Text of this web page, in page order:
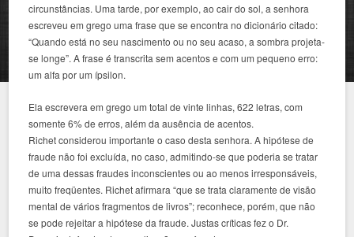
circunstâncias. Uma tarde, por exemplo, ao cair do sol, a senhora
escreveu em grego uma frase que se encontra no dicionário citado:
“Quando está no seu nascimento ou no seu acaso, a sombra projeta-
se longe”. A frase é transcrita sem acentos e com um pequeno erro:
um alfa por um ípsilon.
Ela escrevera em grego um total de vinte linhas, 622 letras, com
somente 6% de erros, além da ausência de acentos.
Richet considerou importante o caso desta senhora. A hipótese de
fraude não foi excluída, no caso, admitindo-se que poderia se tratar
de uma dessas fraudes inconscientes ou ao menos irresponsáveis,
muito freqüentes. Richet afirmara “que se trata claramente de visão
mental de vários fragmentos de livros”; reconhece, porém, que não
se pode rejeitar a hipótese da fraude. Justas críticas fez o Dr.